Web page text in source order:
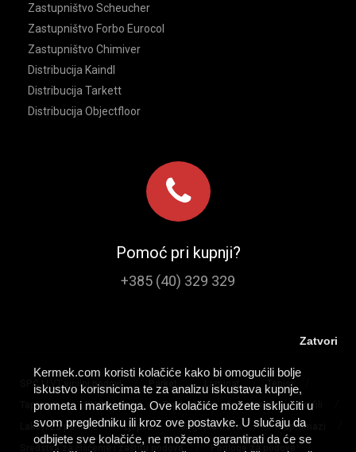
Kermek.com koristi kolačiće kako bi omogućili bolje
iskustvo korisnicima te za analizu iskustava kupnje,
prometa i marketinga. Ove kolačiće možete isključiti u
svom pregledniku ili kroz ove postavke. U slučaju da
odbijete sve kolačiće, ne možemo garantirati da će se
Zatvori
Zastupništvo Scheucher
Zastupništvo Forbo Eurocol
Zastupništvo Chimiver
Distribucija Kaindl
Distribucija Tarkett
Distribucija Objectfloor
Pomoć pri kupnji?
+385 (40) 329 329
SPC I LVT vinilni podovi / Laminat / Tepisi
Tapisoni / PVC podovi / Tepih staze / Lajsne / Profili
Lakovi za parkete / Ljepila / Umjetna trava / Predpremazi
Sredstva za čišćenje i zaštitu podova / Podloge za podove /